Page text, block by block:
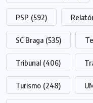
PSP (592)
SC Braga (535)
Tribunal (406)
Turismo (248)